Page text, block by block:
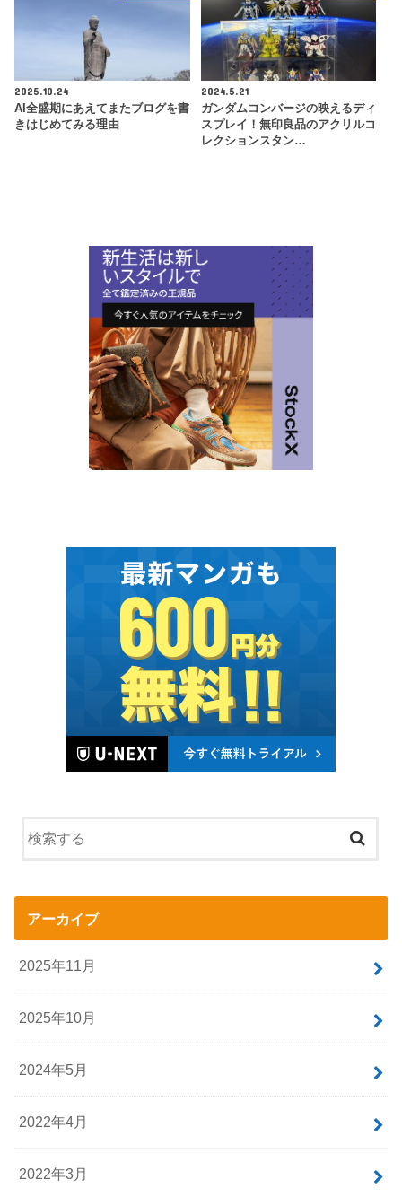
2025.10.24
AI全盛期にあえてまたブログを書
きはじめてみる理由
2024.5.21
ガンダムコンバージの映えるディ
スプレイ！無印良品のアクリルコ
レクションスタン…
アーカイブ
2025年11月
2025年10月
2024年5月
2022年4月
2022年3月